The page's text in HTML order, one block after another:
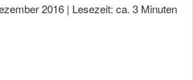
2016 | Lesezeit: ca. 3 Minuten